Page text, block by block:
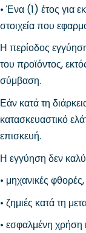
• Ένα (1) έτος για
στοιχεία που
Η περίοδος
του προϊόντος,
σύμβαση.
Εάν κατά τη
κατασκευαστικό
επισκευή.
Η εγγύηση δεν
• μηχανικές φθορές,
• ζημιές κατά τη
• εσφαλμένη χρήση